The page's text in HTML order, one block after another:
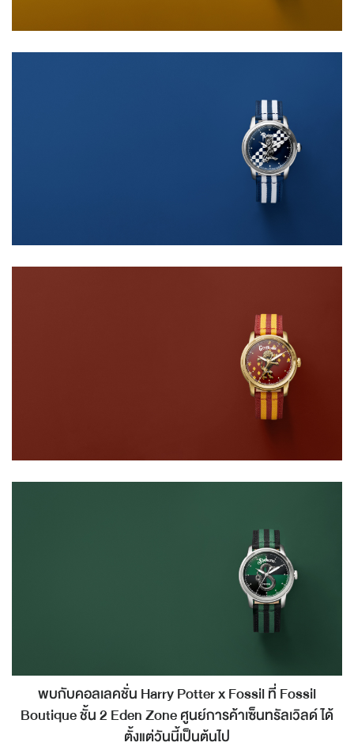
พบกับคอลเลคชั่น Harry Potter x Fossil ที่ Fossil
Boutique ชั้น 2 Eden Zone ศูนย์การค้าเซ็นทรัลเวิลด์ ได้
ตั้งแต่วันนี้เป็นต้นไป